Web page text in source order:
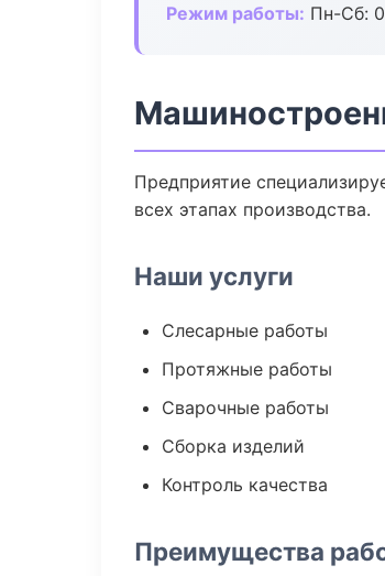
Режим работы: Пн-Сб:
Предприятие
всех этапах производства.
Наши услуги
Слесарные работы
Протяжные работы
Сварочные работы
Сборка изделий
Контроль качества
Преимущества